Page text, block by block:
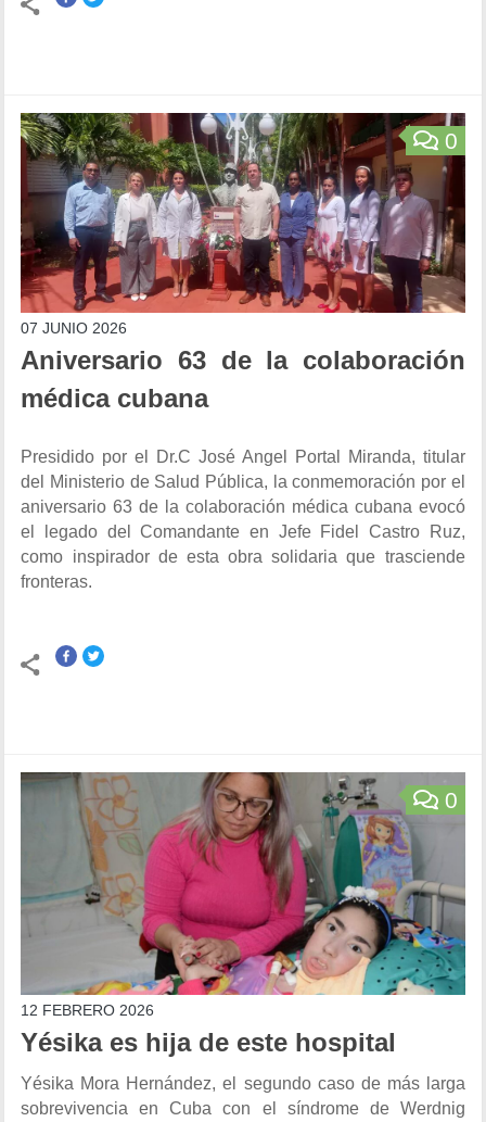
0
07 JUNIO 2026
Aniversario 63 de la colaboración
médica cubana
Presidido por el Dr.C José Angel Portal Miranda, titular
del Ministerio de Salud Pública, la conmemoración por el
aniversario 63 de la colaboración médica cubana evocó
el legado del Comandante en Jefe Fidel Castro Ruz,
como inspirador de esta obra solidaria que trasciende
fronteras.
0
12 FEBRERO 2026
Yésika es hija de este hospital
Yésika Mora Hernández, el segundo caso de más larga
sobrevivencia en Cuba con el síndrome de Werdnig